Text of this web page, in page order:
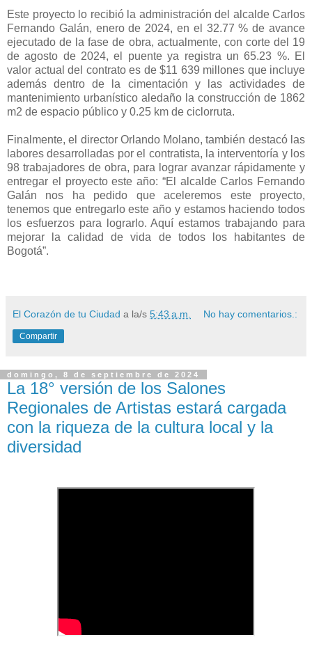
Este proyecto lo recibió la administración del alcalde Carlos
Fernando Galán, enero de 2024, en el 32.77 % de avance
ejecutado de la fase de obra, actualmente, con corte del 19
de agosto de 2024, el puente ya registra un 65.23 %. El
valor actual del contrato es de $11 639 millones que incluye
además dentro de la cimentación y las actividades de
mantenimiento urbanístico aledaño la construcción de 1862
m2 de espacio público y 0.25 km de ciclorruta.
Finalmente, el director Orlando Molano, también destacó las
labores desarrolladas por el contratista, la interventoría y los
98 trabajadores de obra, para lograr avanzar rápidamente y
entregar el proyecto este año: “El alcalde Carlos Fernando
Galán nos ha pedido que aceleremos este proyecto,
tenemos que entregarlo este año y estamos haciendo todos
los esfuerzos para lograrlo. Aquí estamos trabajando para
mejorar la calidad de vida de todos los habitantes de
Bogotá”.
El Corazón de tu Ciudad a la/s 5:43 a.m. No hay comentarios.:
Compartir
domingo, 8 de septiembre de 2024
La 18° versión de los Salones
Regionales de Artistas estará cargada
con la riqueza de la cultura local y la
diversidad